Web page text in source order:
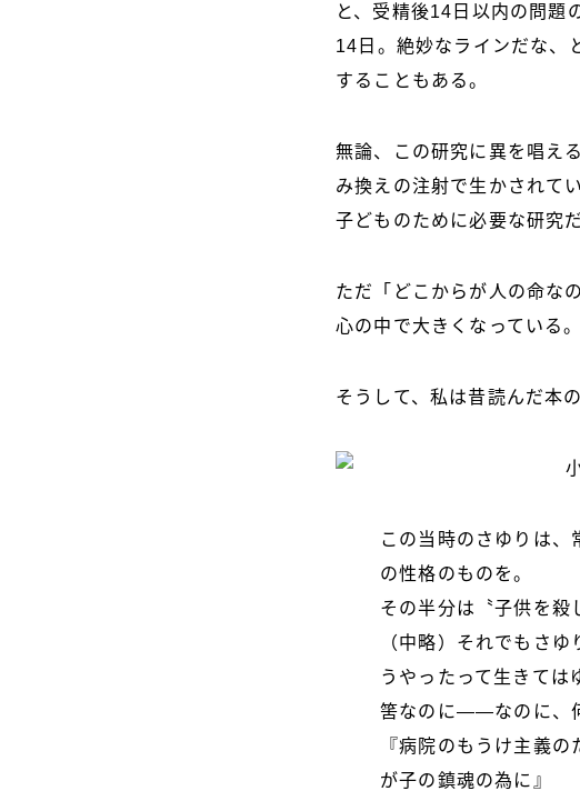
と、受精後14日以内の問題
14日。絶妙なラインだな、
することもある。
無論、この研究に異を唱え
み換えの注射で生かされて
子どものために必要な研究
ただ「どこからが人の命な
心の中で大きくなっている。
そうして、私は昔読んだ本
この当時のさゆりは、
の性格のものを。
その半分は〝子供を殺
（中略）それでもさ
うやったって生きて
筈なのに――なのに、
『病院のもうけ主義
が子の鎮魂の為に』